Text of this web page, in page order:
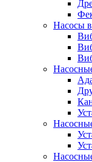
Насосы